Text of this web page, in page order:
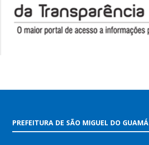
PREFEITURA DE SÃO MIGUEL DO GUAMÁ